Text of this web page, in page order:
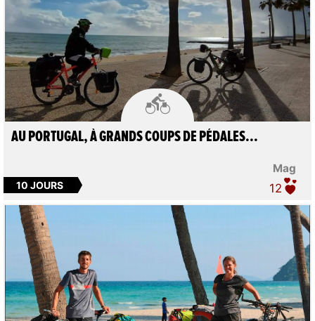

Mag
AU PORTUGAL, À GRANDS COUPS DE PÉDALES...
10 JOURS 12